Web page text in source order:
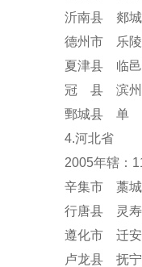
沂南县 郯
德州市 乐
夏津县 临
冠 县 滨州
鄄城县 单
4.河北省
2005年辖：
辛集市 藁
行唐县 灵
遵化市 迁
卢龙县 抚